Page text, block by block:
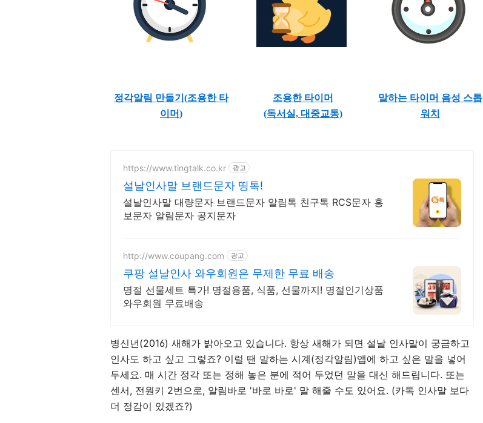
정각알림 만들기(조용한 타
이머)
조용한 타이머
(독서실, 대중교통)
말하는 타이머 음성 스톱
워치
https://www.tingtalk.co.kr 광고
설날인사말 브랜드문자 띵톡!
설날인사말 대량문자 브랜드문자 알림톡 친구톡 RCS문자 홍
보문자 알림문자 공지문자
http://www.coupang.com 광고
쿠팡 설날인사 와우회원은 무제한 무료 배송
명절 선물세트 특가! 명절용품, 식품, 선물까지! 명절인기상품
와우회원 무료배송
병신년(2016) 새해가 밝아오고 있습니다. 항상 새해가 되면 설날 인사말이 궁금하고
인사도 하고 싶고 그렇죠? 이럴 땐 말하는 시계(정각알림)앱에 하고 싶은 말을 넣어
두세요. 매 시간 정각 또는 정해 놓은 분에 적어 두었던 말을 대신 해드립니다. 또는
센서, 전원키 2번으로, 알림바로 '바로 바로' 말 해줄 수도 있어요. (카톡 인사말 보다
더 정감이 있겠죠?)